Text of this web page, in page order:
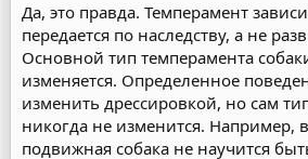
Да, это правда. Темперамент
передается по наследству, а не
Основной тип темперамента
изменяется. Определенное
изменить дрессировкой, но сам
никогда не изменится. Например,
подвижная собака не научится